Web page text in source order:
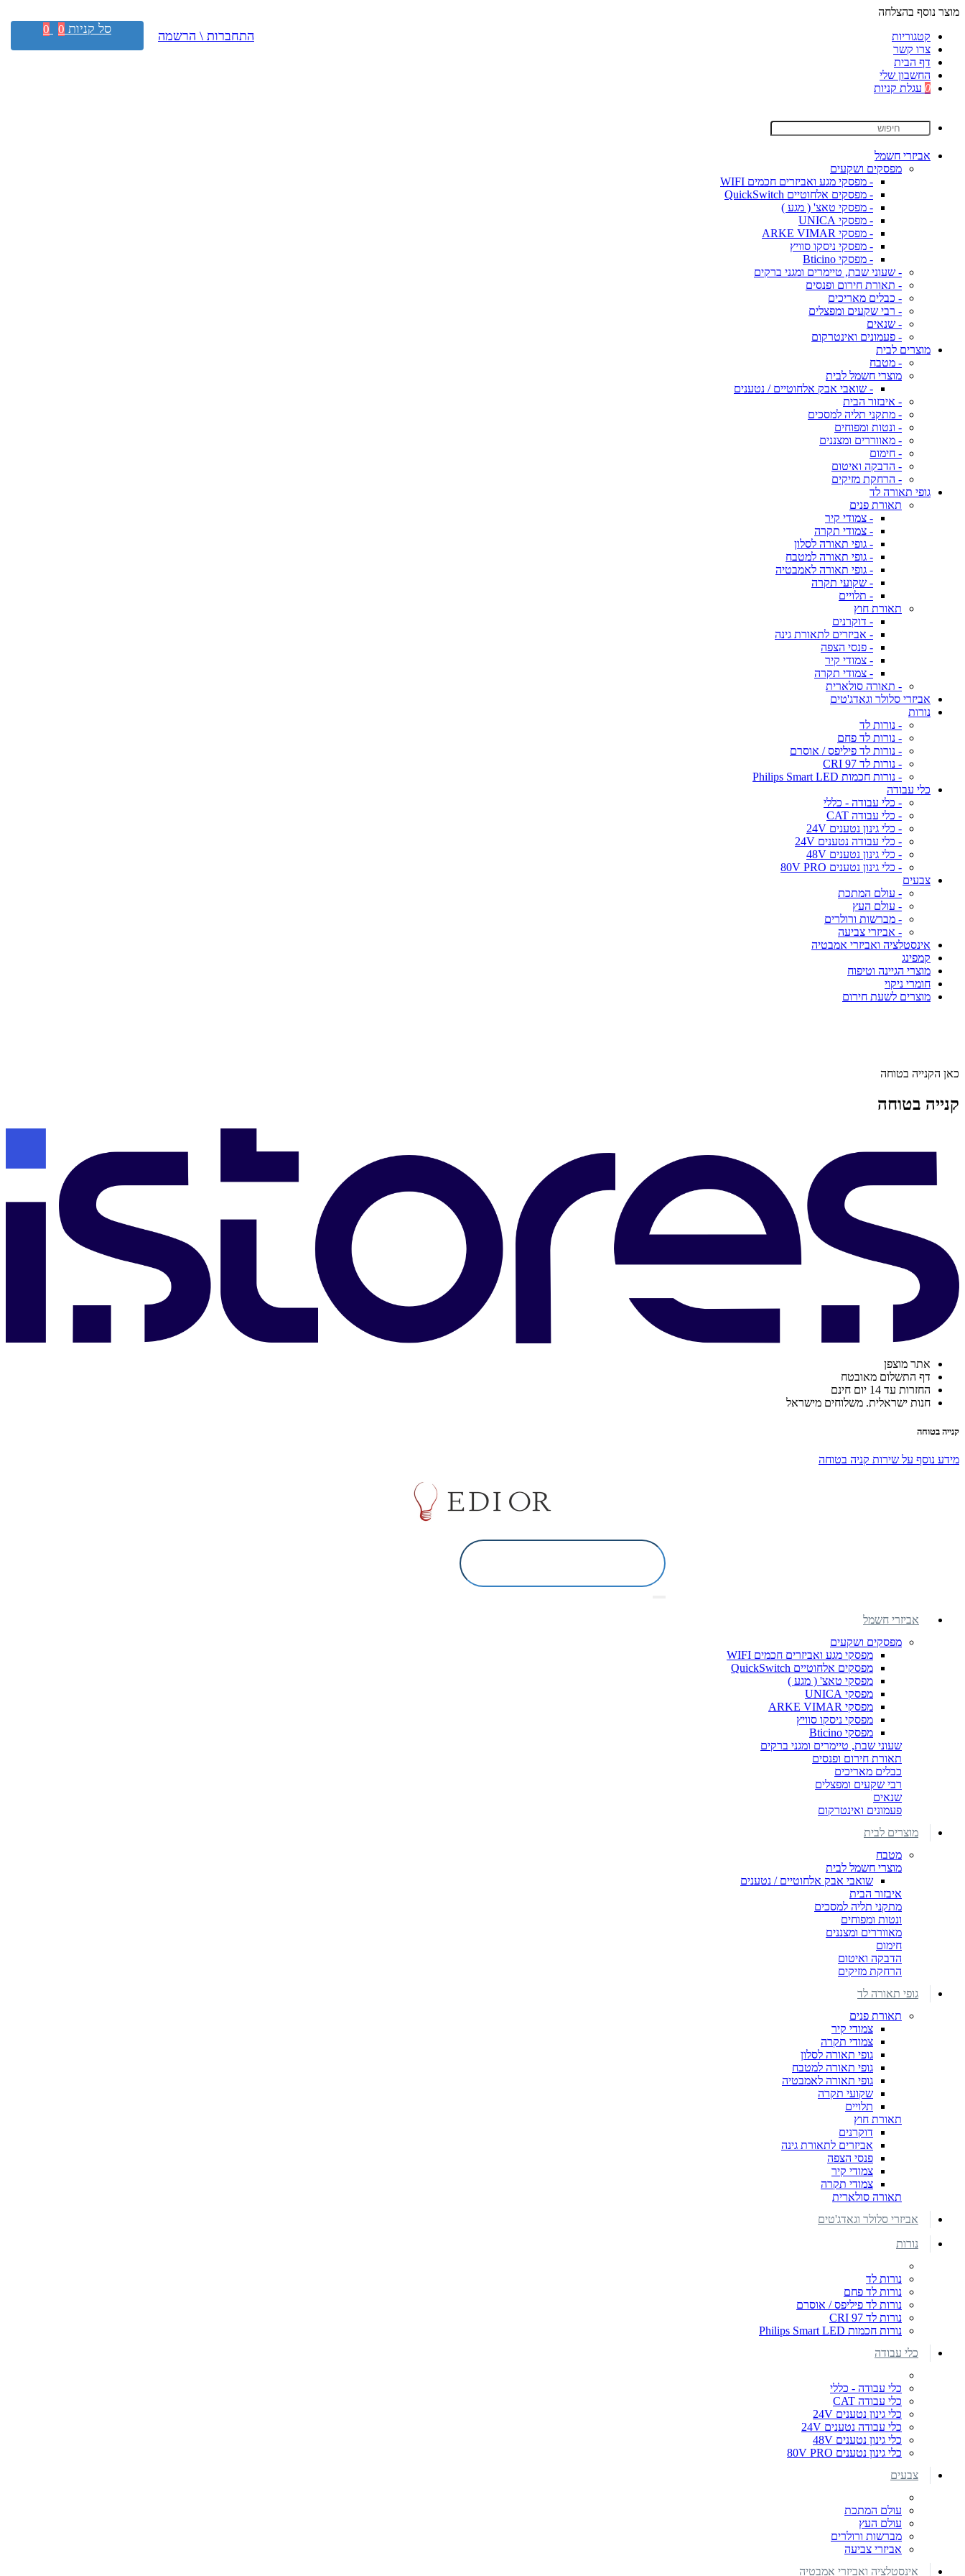
מוצר נוסף בהצלחה
קטגוריות
צרו קשר
דף הבית
החשבון שלי
0 עגלת קניות
אביזרי חשמל
מפסקים ושקעים
- מפסקי מגע ואביזרים חכמים WIFI
- מפסקים אלחוטיים QuickSwitch
- מפסקי טאצ' ( מגע )
- מפסקי UNICA
- מפסקי ARKE VIMAR
- מפסקי ניסקו סוויץ
- מפסקי Bticino
- שעוני שבת, טיימרים ומגני ברקים
- תאורת חירום ופנסים
- כבלים מאריכים
- רבי שקעים ומפצלים
- שנאים
- פעמונים ואינטרקום
מוצרים לבית
- מטבח
מוצרי חשמל לבית
- שואבי אבק אלחוטיים / נטענים
- איבזור הבית
- מתקני תליה למסכים
- ונטות ומפוחים
- מאווררים ומצננים
- חימום
- הדבקה ואיטום
- הרחקת מזיקים
גופי תאורה לד
תאורת פנים
- צמודי קיר
- צמודי תקרה
- גופי תאורה לסלון
- גופי תאורה למטבח
- גופי תאורה לאמבטיה
- שקועי תקרה
- תלויים
תאורת חוץ
- דוקרנים
- אביזרים לתאורת גינה
- פנסי הצפה
- צמודי קיר
- צמודי תקרה
- תאורה סולארית
אביזרי סלולר וגאדג'טים
נורות
- נורות לד
- נורות לד פחם
- נורות לד פיליפס / אוסרם
- נורות לד CRI 97
- נורות חכמות Philips Smart LED
כלי עבודה
- כלי עבודה - כללי
- כלי עבודה CAT
- כלי גינון נטענים 24V
- כלי עבודה נטענים 24V
- כלי גינון נטענים 48V
- כלי גינון נטענים 80V PRO
צבעים
- עולם המתכת
- עולם העץ
- מברשות ורולרים
- אביזרי צביעה
אינסטלציה ואביזרי אמבטיה
קמפינג
מוצרי הגיינה וטיפוח
חומרי ניקוי
מוצרים לשעת חירום
כאן הקנייה בטוחה
קנייה בטוחה
אתר מוצפן
דף התשלום מאובטח
החזרות עד 14 יום חינם
חנות ישראלית. משלוחים מישראל
קנייה בטוחה
מידע נוסף על שירות קניה בטוחה
התחברות \ הרשמה סל קניות 0
0
אביזרי חשמל
מפסקים ושקעים
מפסקי מגע ואביזרים חכמים WIFI
מפסקים אלחוטיים QuickSwitch
מפסקי טאצ' ( מגע )
מפסקי UNICA
מפסקי ARKE VIMAR
מפסקי ניסקו סוויץ
מפסקי Bticino
שעוני שבת, טיימרים ומגני ברקים
תאורת חירום ופנסים
כבלים מאריכים
רבי שקעים ומפצלים
שנאים
פעמונים ואינטרקום
מוצרים לבית
מטבח
מוצרי חשמל לבית
שואבי אבק אלחוטיים / נטענים
איבזור הבית
מתקני תליה למסכים
ונטות ומפוחים
מאווררים ומצננים
חימום
הדבקה ואיטום
הרחקת מזיקים
גופי תאורה לד
תאורת פנים
צמודי קיר
צמודי תקרה
גופי תאורה לסלון
גופי תאורה למטבח
גופי תאורה לאמבטיה
שקועי תקרה
תלויים
תאורת חוץ
דוקרנים
אביזרים לתאורת גינה
פנסי הצפה
צמודי קיר
צמודי תקרה
תאורה סולארית
אביזרי סלולר וגאדג'טים
נורות
נורות לד
נורות לד פחם
נורות לד פיליפס / אוסרם
נורות לד CRI 97
נורות חכמות Philips Smart LED
כלי עבודה
כלי עבודה - כללי
כלי עבודה CAT
כלי גינון נטענים 24V
כלי עבודה נטענים 24V
כלי גינון נטענים 48V
כלי גינון נטענים 80V PRO
צבעים
עולם המתכת
עולם העץ
מברשות ורולרים
אביזרי צביעה
אינסטלציה ואביזרי אמבטיה